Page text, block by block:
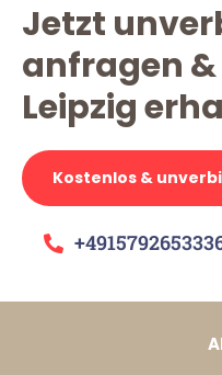
Jetzt
anfragen &
Leipzig
Kostenlos &